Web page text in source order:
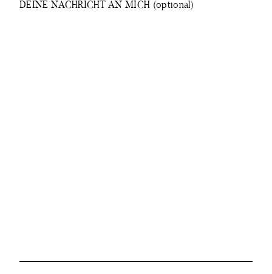
DEINE NACHRICHT AN MICH (optional)